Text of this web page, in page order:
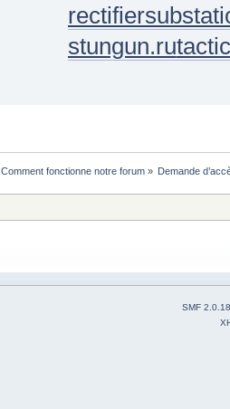
stungun.ru
Comment fonctionne notre forum» Demande
SMF 2.0.18